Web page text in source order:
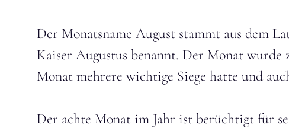
Der Monatsname August stammt aus dem
Kaiser Augustus benannt. Der Monat wurde
Monat mehrere wichtige Siege hatte und
Der achte Monat im Jahr ist berüchtigt für